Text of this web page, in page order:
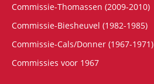
Commissie-Thomassen (2009-2010)
Commissie-Biesheuvel (1982-1985)
Commissie-Cals/Donner (1967-1971)
Commissies voor 1967